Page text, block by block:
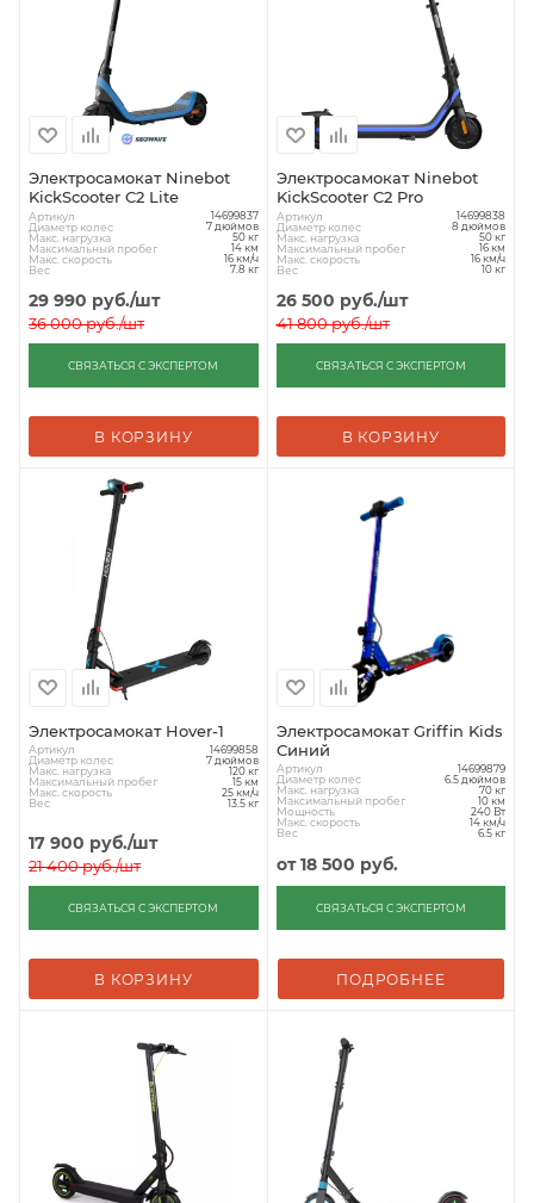
Электросамокат Ninebot
KickScooter C2 Lite
Артикул 14699837
Диаметр колес 7 дюймов
Макс. нагрузка 50 кг
Максимальный пробег 14 км
Макс. скорость 16 км/ч
Вес 7.8 кг
29 990 руб./шт
36 000руб./шт
СВЯЗАТЬСЯ С ЭКСПЕРТОМ
В КОРЗИНУ
Электросамокат Ninebot
KickScooter C2 Pro
Артикул 14699838
Диаметр колес 8 дюймов
Макс. нагрузка 50 кг
Максимальный пробег 16 км
Макс. скорость 16 км/ч
Вес 10 кг
26 500 руб./шт
41 800руб./шт
СВЯЗАТЬСЯ С ЭКСПЕРТОМ
В КОРЗИНУ
Электросамокат Hover-1
Артикул 14699858
Диаметр колес 7 дюймов
Макс. нагрузка 120 кг
Максимальный пробег 15 км
Макс. скорость 25 км/ч
Вес 13.5 кг
17 900 руб./шт
21 400руб./шт
СВЯЗАТЬСЯ С ЭКСПЕРТОМ
В КОРЗИНУ
Электросамокат Griffin Kids
Синий
Артикул 14699879
Диаметр колес 6.5 дюймов
Макс. нагрузка 70 кг
Максимальный пробег 10 км
Мощность 240 Вт
Макс. скорость 14 км/ч
Вес 6.5 кг
от18 500 руб.
СВЯЗАТЬСЯ С ЭКСПЕРТОМ
ПОДРОБНЕЕ